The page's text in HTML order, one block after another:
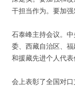
干担当作为。要加强
石泰峰主持会议。
委、西藏自治区、
和援藏先进个人代表
会上表彰了全国对